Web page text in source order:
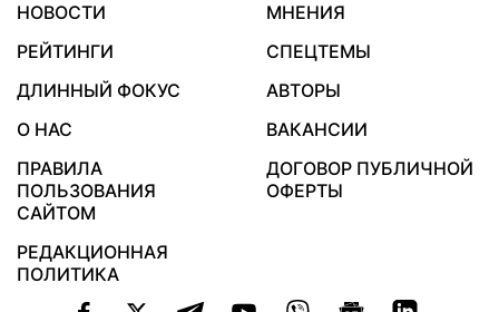
НОВОСТИ
МНЕНИЯ
РЕЙТИНГИ
СПЕЦТЕМЫ
ДЛИННЫЙ ФОКУС
АВТОРЫ
О НАС
ВАКАНСИИ
ПРАВИЛА
ПОЛЬЗОВАНИЯ
САЙТОМ
ДОГОВОР ПУБЛИЧНОЙ
ОФЕРТЫ
РЕДАКЦИОННАЯ
ПОЛИТИКА